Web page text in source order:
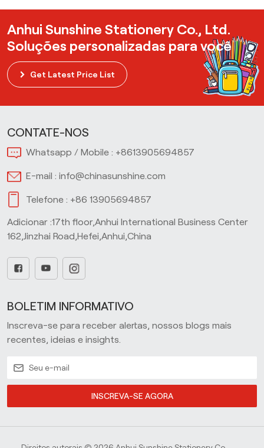
Anhui Sunshine Stationery Co., Ltd.
Soluções personalizadas para você
Get Latest Price List
CONTATE-NOS
Whatsapp / Mobile : +8613905694857
E-mail : info@chinasunshine.com
Telefone : +86 13905694857
Adicionar :17th floor,Anhui International Business Center
162,Jinzhai Road,Hefei,Anhui,China
BOLETIM INFORMATIVO
Inscreva-se para receber alertas, nossos blogs mais
recentes, ideias e insights.
INSCREVA-SE AGORA